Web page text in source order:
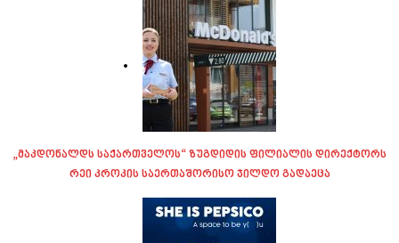
„მაკდონალდს საქართველოს“ ზუგდიდის ფილიალის დირექტორს
რეი კროკის საერთაშორისო ჯილდო გადაეცა